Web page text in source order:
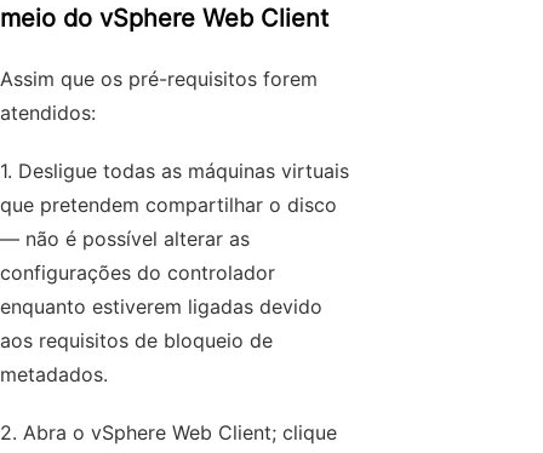
meio do vSphere Web Client
Assim que os pré-requisitos forem
atendidos:
1. Desligue todas as máquinas virtuais
que pretendem compartilhar o disco
— não é possível alterar as
configurações do controlador
enquanto estiverem ligadas devido
aos requisitos de bloqueio de
metadados.
2. Abra o vSphere Web Client; clique